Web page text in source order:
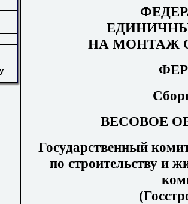
НА МОНТАЖ
ВЕСОВОЕ
Государственный
по строительству и